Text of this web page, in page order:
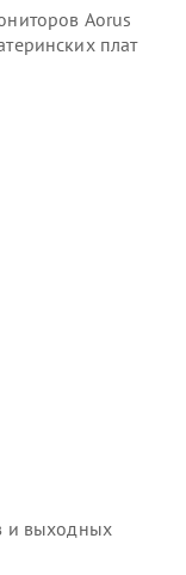
Aorus
плат
и выходных